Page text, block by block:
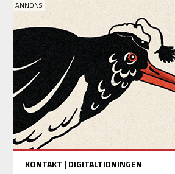
KONTAKT | DIGITALTIDNINGEN